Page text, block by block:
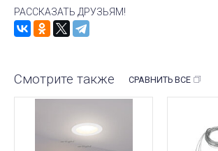
РАССКАЗАТЬ ДРУЗЬЯМ!
Смотрите также СРАВНИТЬ ВСЕ